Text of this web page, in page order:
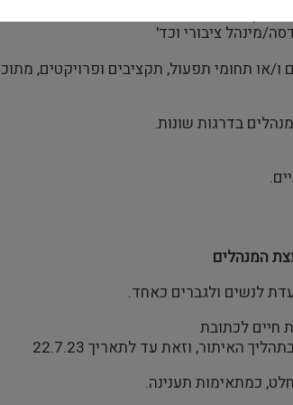
מינהל ציבורי וכד'
המנהלים
לנשים ולגברים כאחד.
חיים לכתובת
האיתור, וזאת עד לתאריך 22.7.23
כמתאימות תענינה.